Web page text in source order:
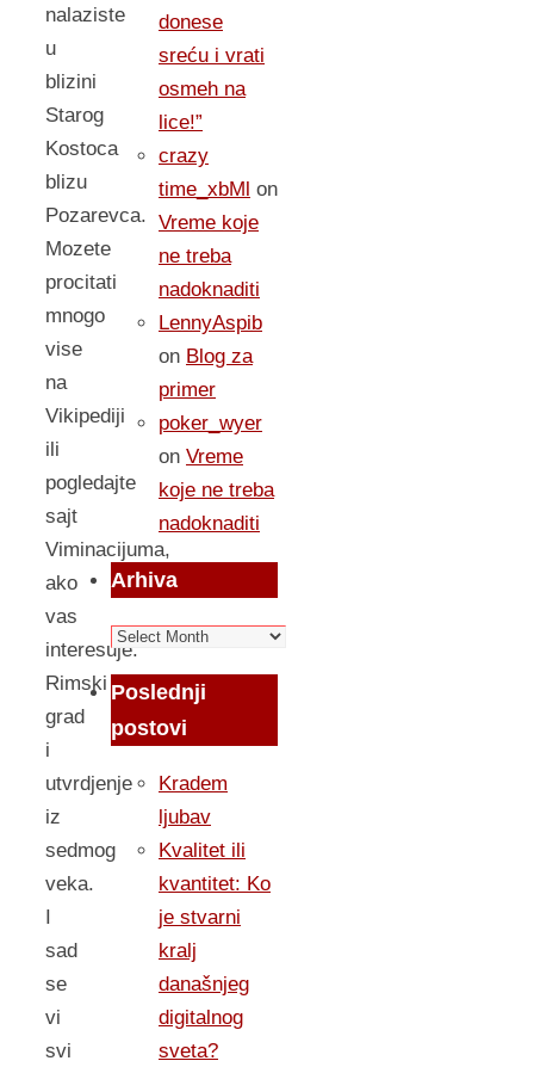
nalaziste
u
blizini
Starog
Kostoca
blizu
Pozarevca.
Mozete
procitati
mnogo
vise
na
Vikipediji
ili
pogledajte
sajt
Viminacijuma,
ako
vas
interesuje.
Rimski
grad
i
utvrdjenje
iz
sedmog
veka.
I
sad
se
vi
svi
donese
sreću i vrati
osmeh na
lice!”
crazy
time_xbMl on
Vreme koje
ne treba
nadoknaditi
LennyAspib
on Blog za
primer
poker_wyer
on Vreme
koje ne treba
nadoknaditi
Arhiva
Arhiva
Poslednji
postovi
Kradem
ljubav
Kvalitet ili
kvantitet: Ko
je stvarni
kralj
današnjeg
digitalnog
sveta?